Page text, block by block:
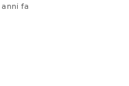
anni fa